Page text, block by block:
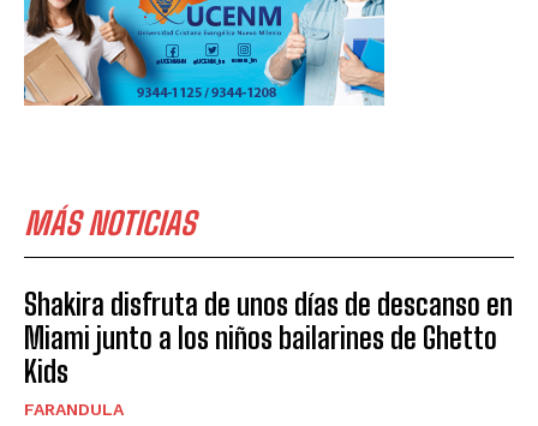
MÁS NOTICIAS
Shakira disfruta de unos días de descanso en
Miami junto a los niños bailarines de Ghetto
Kids
FARANDULA